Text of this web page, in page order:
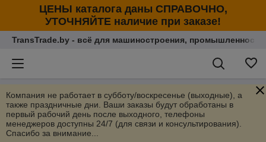
ЦЕНЫ каталога даны СПРАВОЧНО,
УТОЧНЯЙТЕ наличие при заказе!
TransTrade.by - всё для машиностроения,
Компания не работает в субботу/воскресенье (выходные), а
также праздничные дни. Ваши заказы будут обработаны в
первый рабочий день после выходного, телефоны
менеджеров доступны 24/7 (для связи и консультирования).
Спасибо за внимание...